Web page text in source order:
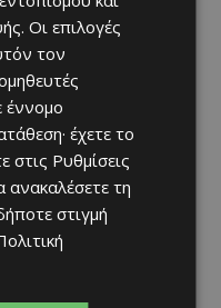
Οι επιλογές
τον
έννομο
έχετε το
στις Ρυθμίσεις
ανακαλέσετε τη
στιγμή